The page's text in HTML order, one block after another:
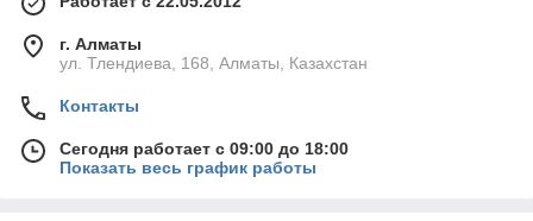
г. Алматы
ул. Тлендиева, 168, Алматы, Казахстан
Контакты
Сегодня работает с 09:00 до 18:00
Показать весь график работы